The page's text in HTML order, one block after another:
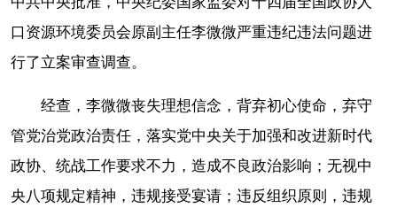
口资源环境委员会原副主任李微微严重违纪违法问题进
行了立案审查调查。
经查，李微微丧失理想信念，背弃初心使命，弃守
管党治党政治责任，落实党中央关于加强和改进新时代
政协、统战工作要求不力，造成不良政治影响；无视中
央八项规定精神，违规接受宴请；违反组织原则，违规